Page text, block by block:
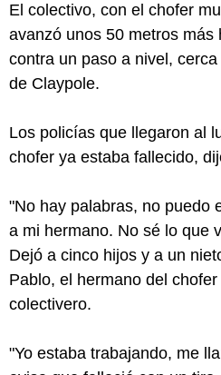
El colectivo, con el chofer
avanzó unos 50 metros más
contra un paso a nivel,
de Claypole.
Los policías que llegaron al
chofer ya estaba fallecido,
"No hay palabras, no puedo
a mi hermano. No sé lo que
Dejó a cinco hijos y a un
Pablo, el hermano del
colectivero.
"Yo estaba trabajando, me